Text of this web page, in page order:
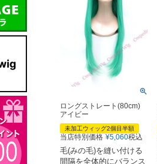
ロングストレート(80cm)
アイビー
未加工ウィッグ2個目半額
当店特別価格 ¥5,060税込
毛(みの毛)を縫い付ける
間隔を全体的にバランス